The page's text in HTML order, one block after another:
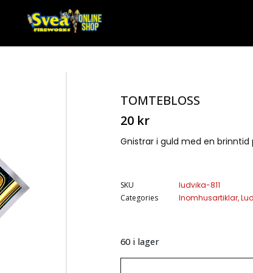
TOMTEBLOSS
20 kr
Gnistrar i guld med en brinntid
SKU
ludvika-811
Categories
Inomhusartiklar,
60 i lager